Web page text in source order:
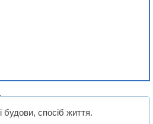
будови, спосіб життя.